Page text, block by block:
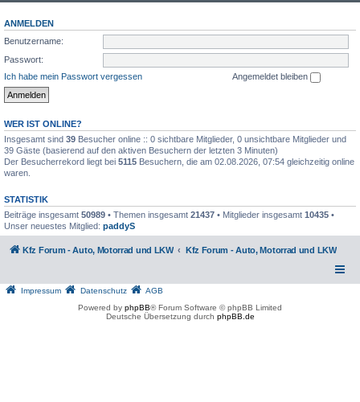
ANMELDEN
Benutzername:
Passwort:
Ich habe mein Passwort vergessen
Angemeldet bleiben
WER IST ONLINE?
Insgesamt sind 39 Besucher online :: 0 sichtbare Mitglieder, 0 unsichtbare Mitglieder und
39 Gäste (basierend auf den aktiven Besuchern der letzten 3 Minuten)
Der Besucherrekord liegt bei 5115 Besuchern, die am 02.08.2026, 07:54 gleichzeitig online
waren.
STATISTIK
Beiträge insgesamt 50989 • Themen insgesamt 21437 • Mitglieder insgesamt 10435 •
Unser neuestes Mitglied: paddyS
Kfz Forum - Auto, Motorrad und LKW Kfz Forum - Auto, Motorrad und LKW
Impressum Datenschutz
AGB
Powered by phpBB® Forum Software © phpBB Limited
Deutsche Übersetzung durch phpBB.de